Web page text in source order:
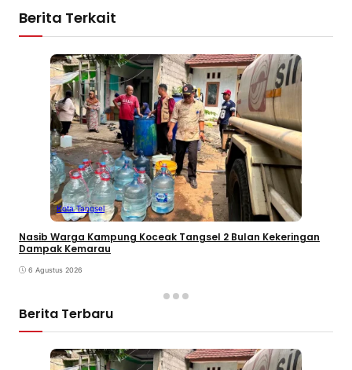
Berita Terkait
Kota Tangsel
Nasib Warga Kampung Koceak Tangsel 2 Bulan Kekeringan
Dampak Kemarau
6 Agustus 2026
Berita Terbaru